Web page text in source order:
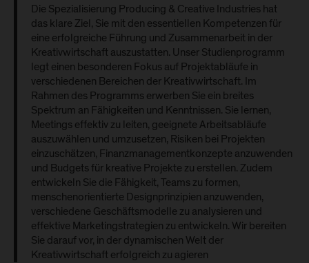
Die Spezialisierung Producing & Creative Industries hat
das klare Ziel, Sie mit den essentiellen Kompetenzen für
eine erfolgreiche Führung und Zusammenarbeit in der
Kreativwirtschaft auszustatten. Unser Studienprogramm
legt einen besonderen Fokus auf Projektabläufe in
verschiedenen Bereichen der Kreativwirtschaft. Im
Rahmen des Programms erwerben Sie ein breites
Spektrum an Fähigkeiten und Kenntnissen. Sie lernen,
Meetings effektiv zu leiten, geeignete Arbeitsabläufe
auszuwählen und umzusetzen, Risiken bei Projekten
einzuschätzen, Finanzmanagementkonzepte anzuwenden
und Budgets für kreative Projekte zu erstellen. Zudem
entwickeln Sie die Fähigkeit, Teams zu formen,
menschenorientierte Designprinzipien anzuwenden,
verschiedene Geschäftsmodelle zu analysieren und
effektive Marketingstrategien zu entwickeln. Wir bereiten
Sie darauf vor, in der dynamischen Welt der
Kreativwirtschaft erfolgreich zu agieren